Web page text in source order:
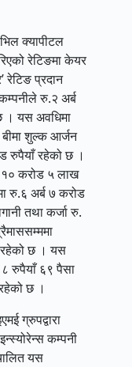
क्यापीटल
रेटिङमा केयर
रेटिङ प्रदान
रु.२ अर्ब
। यस अवधिमा
शुल्क आर्जन
रुपैयाँ रहेको छ ।
१० करोड ५ लाख
रु.६ अर्ब ७ करोड
तथा कर्जा रु.
छ । यस
८ रुपैयाँ ६९ पैसा
छ ।
ग्रुपद्वारा
कम्पनी
यस